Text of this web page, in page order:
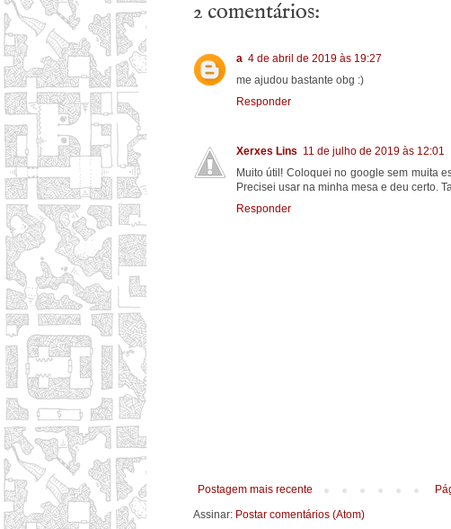
2 comentários:
a 4 de abril de 2019 às 19:27
me ajudou bastante obg :)
Responder
Xerxes Lins 11 de julho de 2019 às 12:01
Muito útil! Coloquei no google sem muita
Precisei usar na minha mesa e deu certo.
Responder
Postagem mais recente
Assinar: Postar comentários (Atom)